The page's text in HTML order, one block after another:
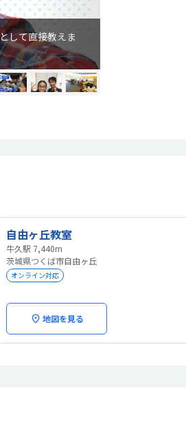
して直接教えま
自由ヶ丘教室
牛久駅 7,440m
茨城県つくば市自由ヶ丘
オンライン対応
地図を見る